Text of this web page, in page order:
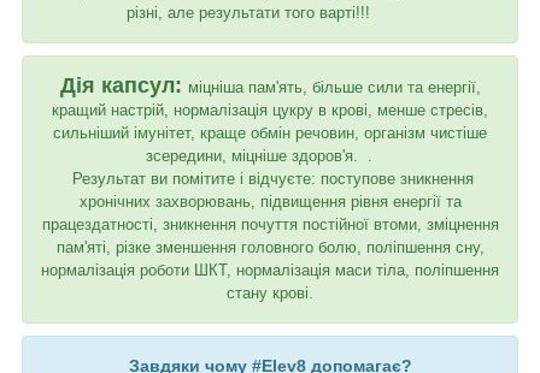
різні, але результати того варті!!!
Дія капсул: міцніша пам'ять, більше сили та енергії,
кращий настрій, нормалізація цукру в крові, менше стресів,
сильніший імунітет, краще обмін речовин, організм чистіше
зсередини, міцніше здоров'я. . ⠀
Результат ви помітите і відчуєте: поступове зникнення
хронічних захворювань, підвищення рівня енергії та
працездатності, зникнення почуття постійної втоми, зміцнення
пам'яті, різке зменшення головного болю, поліпшення сну,
нормалізація роботи ШКТ, нормалізація маси тіла, поліпшення
стану крові.
Завдяки чому #Elev8 допомагає?